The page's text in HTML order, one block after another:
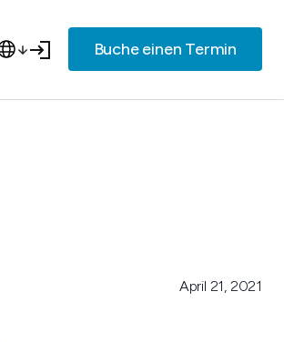
Buche einen Termin
April 21, 2021